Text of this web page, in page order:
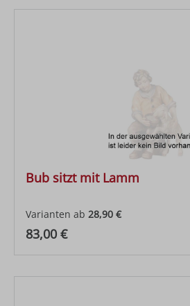
Bub sitzt mit Lamm
Varianten ab 28,90 €
Regulärer Preis:
83,00 €